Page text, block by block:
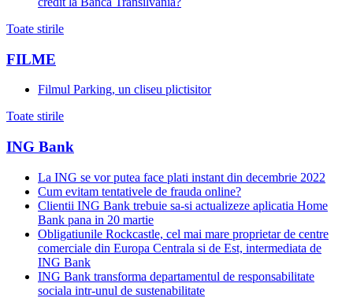
Toate stirile
FILME
Filmul Parking, un cliseu plictisitor
Toate stirile
ING Bank
La ING se vor putea face plati instant din decembrie 2022
Cum evitam tentativele de frauda online?
Clientii ING Bank trebuie sa-si actualizeze aplicatia Home
Bank pana in 20 martie
Obligatiunile Rockcastle, cel mai mare proprietar de centre
comerciale din Europa Centrala si de Est, intermediata de
ING Bank
ING Bank transforma departamentul de responsabilitate
sociala intr-unul de sustenabilitate